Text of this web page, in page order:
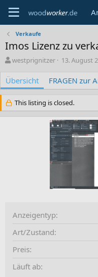
Verkaufe
Imos Lizenz zu
A
t
o
westprignitzer
C
e
a
i
n
d
a
t
e
13. August
Übersicht FRAGEN zur
This listing is closed.
Anzeigentyp
Art/Zustand
Preis
Läuft ab